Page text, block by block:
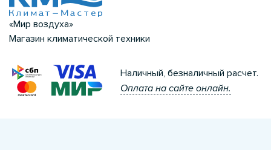
«Мир воздуха»
Магазин климатической техники
Наличный, безналичный расчет.
Оплата на сайте онлайн.